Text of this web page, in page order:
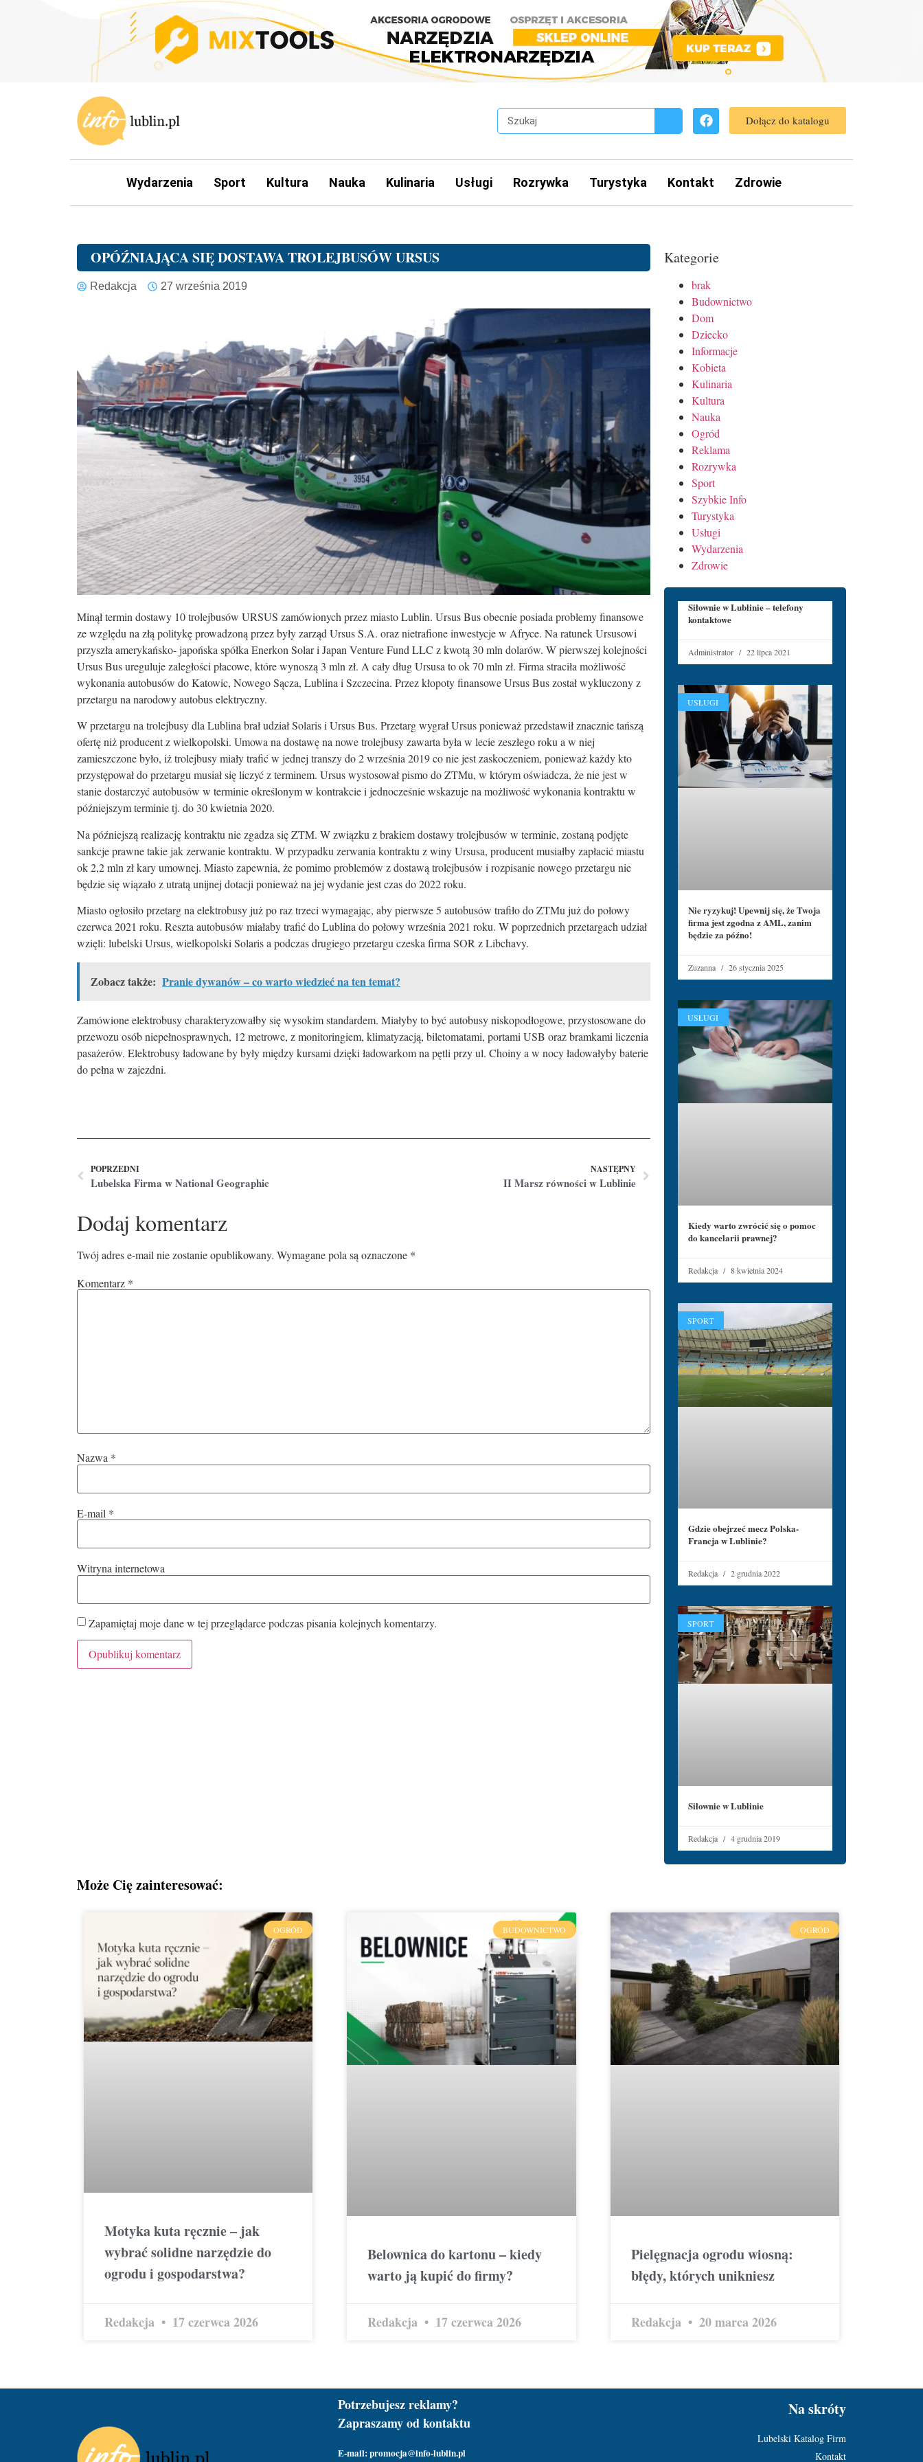
Dołącz do katalogu
Wydarzenia Sport Kultura Nauka Kulinaria Usługi Rozrywka Turystyka Kontakt Zdrowie
OPÓŹNIAJĄCA SIĘ DOSTAWA TROLEJBUSÓW URSUS
Redakcja 27 września 2019
Minął termin dostawy 10 trolejbusów URSUS zamówionych przez miasto Lublin. Ursus Bus obecnie posiada problemy finansowe
ze względu na złą politykę prowadzoną przez były zarząd Ursus S.A. oraz nietrafione inwestycje w Afryce. Na ratunek Ursusowi
przyszła amerykańsko- japońska spółka Enerkon Solar i Japan Venture Fund LLC z kwotą 30 mln dolarów. W pierwszej kolejności
Ursus Bus ureguluje zaległości płacowe, które wynoszą 3 mln zł. A cały dług Ursusa to ok 70 mln zł. Firma straciła możliwość
wykonania autobusów do Katowic, Nowego Sącza, Lublina i Szczecina. Przez kłopoty finansowe Ursus Bus został wykluczony z
przetargu na narodowy autobus elektryczny.
W przetargu na trolejbusy dla Lublina brał udział Solaris i Ursus Bus. Przetarg wygrał Ursus ponieważ przedstawił znacznie tańszą
ofertę niż producent z wielkopolski. Umowa na dostawę na nowe trolejbusy zawarta była w lecie zeszłego roku a w niej
zamieszczone było, iż trolejbusy miały trafić w jednej transzy do 2 września 2019 co nie jest zaskoczeniem, ponieważ każdy kto
przystępował do przetargu musiał się liczyć z terminem. Ursus wystosował pismo do ZTMu, w którym oświadcza, że nie jest w
stanie dostarczyć autobusów w terminie określonym w kontrakcie i jednocześnie wskazuje na możliwość wykonania kontraktu w
późniejszym terminie tj. do 30 kwietnia 2020.
Na późniejszą realizację kontraktu nie zgadza się ZTM. W związku z brakiem dostawy trolejbusów w terminie, zostaną podjęte
sankcje prawne takie jak zerwanie kontraktu. W przypadku zerwania kontraktu z winy Ursusa, producent musiałby zapłacić miastu
ok 2,2 mln zł kary umownej. Miasto zapewnia, że pomimo problemów z dostawą trolejbusów i rozpisanie nowego przetargu nie
będzie się wiązało z utratą unijnej dotacji ponieważ na jej wydanie jest czas do 2022 roku.
Miasto ogłosiło przetarg na elektrobusy już po raz trzeci wymagając, aby pierwsze 5 autobusów trafiło do ZTMu już do połowy
czerwca 2021 roku. Reszta autobusów miałaby trafić do Lublina do połowy września 2021 roku. W poprzednich przetargach udział
wzięli: lubelski Ursus, wielkopolski Solaris a podczas drugiego przetargu czeska firma SOR z Libchavy.
Zobacz także: Pranie dywanów – co warto wiedzieć na ten temat?
Zamówione elektrobusy charakteryzowałby się wysokim standardem. Miałyby to być autobusy niskopodłogowe, przystosowane do
przewozu osób niepełnosprawnych, 12 metrowe, z monitoringiem, klimatyzacją, biletomatami, portami USB oraz bramkami liczenia
pasażerów. Elektrobusy ładowane by były między kursami dzięki ładowarkom na pętli przy ul. Choiny a w nocy ładowałyby baterie
do pełna w zajezdni.
POPRZEDNI
Lubelska Firma w National Geographic
NASTĘPNY
II Marsz równości w Lublinie
Dodaj komentarz
Twój adres e-mail nie zostanie opublikowany. Wymagane pola są oznaczone *
Komentarz *
Nazwa *
E-mail *
Witryna internetowa
Zapamiętaj moje dane w tej przeglądarce podczas pisania kolejnych komentarzy.
Kategorie
brak
Budownictwo
Dom
Dziecko
Informacje
Kobieta
Kulinaria
Kultura
Nauka
Ogród
Reklama
Rozrywka
Sport
Szybkie Info
Turystyka
Usługi
Wydarzenia
Zdrowie
Siłownie w Lublinie – telefony
kontaktowe
Administrator 22 lipca 2021
USŁUGI
Nie ryzykuj! Upewnij się, że Twoja
firma jest zgodna z AML, zanim
będzie za późno!
Zuzanna 26 stycznia 2025
USŁUGI
Kiedy warto zwrócić się o pomoc
do kancelarii prawnej?
Redakcja 8 kwietnia 2024
SPORT
Gdzie obejrzeć mecz Polska-
Francja w Lublinie?
Redakcja 2 grudnia 2022
SPORT
Siłownie w Lublinie
Redakcja 4 grudnia 2019
Może Cię zainteresować:
OGRÓD
Motyka kuta ręcznie – jak
wybrać solidne narzędzie do
ogrodu i gospodarstwa?
Redakcja 17 czerwca 2026
BUDOWNICTWO
Belownica do kartonu – kiedy
warto ją kupić do firmy?
Redakcja 17 czerwca 2026
OGRÓD
Pielęgnacja ogrodu wiosną:
błędy, których unikniesz
Redakcja 20 marca 2026
Potrzebujesz reklamy?
Zapraszamy od kontaktu
E-mail: promocja@info-lublin.pl
Na skróty
Lubelski Katalog Firm
Kontakt